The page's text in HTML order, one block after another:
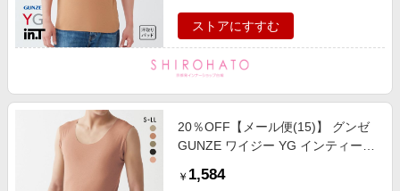
ビジネス・その他サービス
ストアにすすむ
20％OFF【メール便(15)】 グンゼ
GUNZE ワイジー YG インティー
脇汗対策 クルーネック カットオフ
￥ 1,584